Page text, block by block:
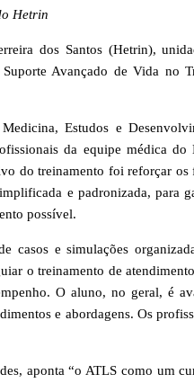
Hetrin
dos Santos (Hetrin),
Avançado de Vida no
Estudos e
da equipe médica do
do treinamento foi reforçar os
e padronizada, para
possível.
casos e simulações
o treinamento de
O aluno, no geral, é
e abordagens. Os
aponta “o ATLS como um